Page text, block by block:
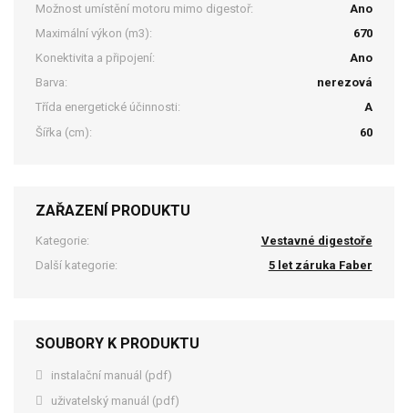
Možnost umístění motoru mimo digestoř:
Ano
Maximální výkon (m3):
670
Konektivita a připojení:
Ano
Barva:
nerezová
Třída energetické účinnosti:
A
Šířka (cm):
60
ZAŘAZENÍ PRODUKTU
Kategorie:
Vestavné digestoře
Další kategorie:
5 let záruka Faber
SOUBORY K PRODUKTU
instalační manuál (pdf)
uživatelský manuál (pdf)